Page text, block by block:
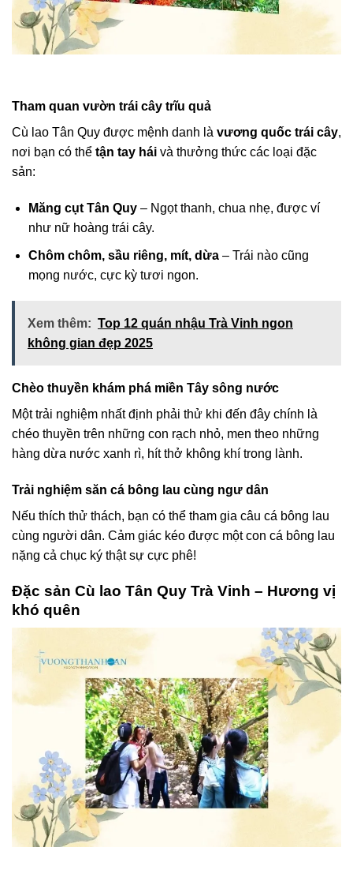
Tham quan vườn trái cây trĩu quả
Cù lao Tân Quy được mệnh danh là vương quốc trái cây,
nơi bạn có thể tận tay hái và thưởng thức các loại đặc
sản:
Măng cụt Tân Quy– Ngọt thanh, chua nhẹ, được ví
như nữ hoàng trái cây.
Chôm chôm, sầu riêng, mít, dừa– Trái nào cũng
mọng nước, cực kỳ tươi ngon.
Xem thêm: Top 12 quán nhậu Trà Vinh ngon
không gian đẹp 2025
Chèo thuyền khám phá miền Tây sông nước
Một trải nghiệm nhất định phải thử khi đến đây chính là
chéo thuyền trên những con rạch nhỏ, men theo những
hàng dừa nước xanh rì, hít thở không khí trong lành.
Trải nghiệm săn cá bông lau cùng ngư dân
Nếu thích thử thách, bạn có thể tham gia câu cá bông lau
cùng người dân. Cảm giác kéo được một con cá bông lau
nặng cả chục ký thật sự cực phê!
Đặc sản Cù lao Tân Quy Trà Vinh – Hương vị
khó quên